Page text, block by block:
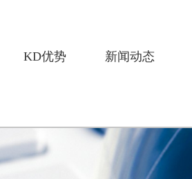
KD优势 新闻动态